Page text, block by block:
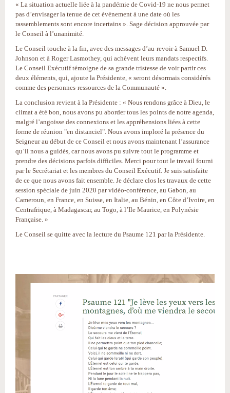
« La situation actuelle liée à la pandémie de Covid-19 ne nous permet
pas d’envisager la tenue de cet événement à une date où les
rassemblements sont encore incertains ». Sage décision approuvée par
le Conseil à l’unanimité.
Le Conseil touche à la fin, avec des messages d’au-revoir à Samuel D.
Johnson et à Roger Lasmothey, qui achèvent leurs mandats respectifs.
Le Conseil Exécutif témoigne de sa grande tristesse de voir partir ces
deux éléments, qui, ajoute la Présidente, « seront désormais considérés
comme des personnes-ressources de la Communauté ».
La conclusion revient à la Présidente : « Nous rendons grâce à Dieu, le
climat a été bon, nous avons pu aborder tous les points de notre agenda,
malgré l’angoisse des connexions et les appréhensions liées à cette
forme de réunion "en distanciel". Nous avons imploré la présence du
Seigneur au début de ce Conseil et nous avons maintenant l’assurance
qu’il nous a guidés, car nous avons pu suivre tout le programme et
prendre des décisions parfois difficiles. Merci pour tout le travail fourni
par le Secrétariat et les membres du Conseil Exécutif. Je suis satisfaite
de ce que nous avons fait ensemble. Je déclare clos les travaux de cette
session spéciale de juin 2020 par vidéo-conférence, au Gabon, au
Cameroun, en France, en Suisse, en Italie, au Bénin, en Côte d’Ivoire, en
Centrafrique, à Madagascar, au Togo, à l’Ile Maurice, en Polynésie
Française. »
Le Conseil se quitte avec la lecture du Psaume 121 par la Présidente.